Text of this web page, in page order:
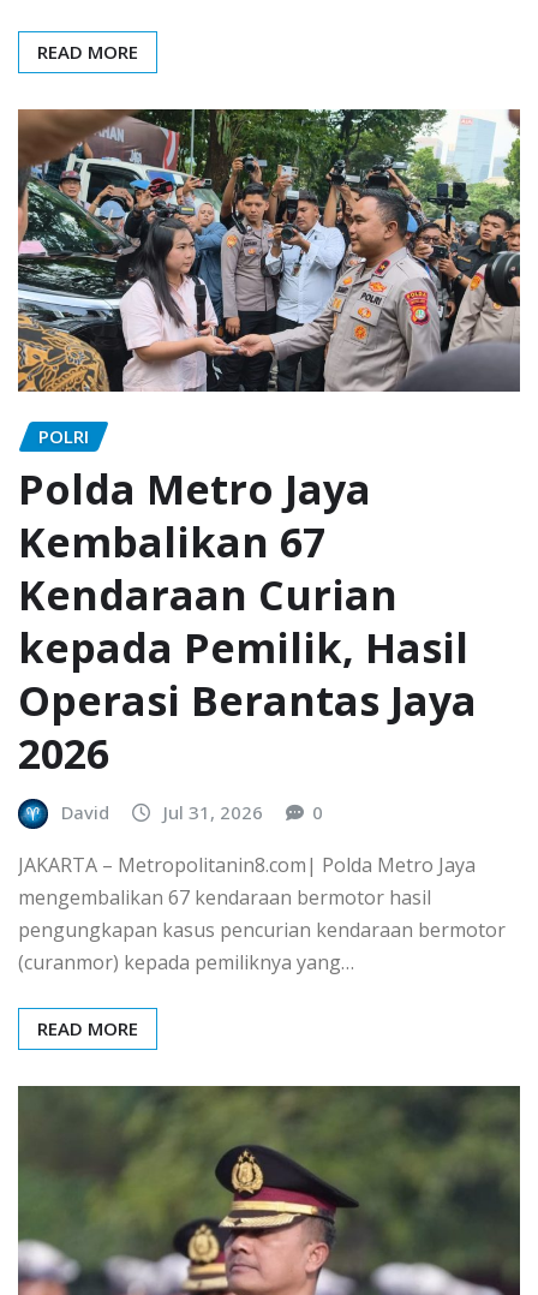
READ MORE
POLRI
Polda Metro Jaya
Kembalikan 67
Kendaraan Curian
kepada Pemilik, Hasil
Operasi Berantas Jaya
2026
David Jul 31, 2026 0
JAKARTA – Metropolitanin8.com| Polda Metro Jaya
mengembalikan 67 kendaraan bermotor hasil
pengungkapan kasus pencurian kendaraan bermotor
(curanmor) kepada pemiliknya yang…
READ MORE